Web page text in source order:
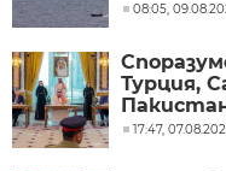
08:05,
Турция,
17:47,